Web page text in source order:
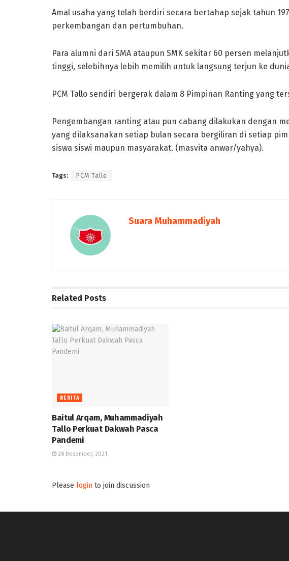
Amal usaha yang telah berdiri secara bertahap sejak tahun
perkembangan dan pertumbuhan.
Para alumni dari SMA ataupun SMK sekitar 60 persen
tinggi, selebihnya lebih memilih untuk langsung terjun ke
PCM Tallo sendiri bergerak dalam 8 Pimpinan Ranting yang
Pengembangan ranting atau pun cabang dilakukan dengan
yang dilaksanakan setiap bulan secara bergiliran di setiap
siswa siswi maupun masyarakat. (masvita anwar/yahya).
Tags: PCM Tallo
Suara Muhammadiyah
Related Posts
BERITA
Baitul Arqam, Muhammadiyah
Tallo Perkuat Dakwah Pasca
Pandemi
28 Desember, 2021
Please login to join discussion